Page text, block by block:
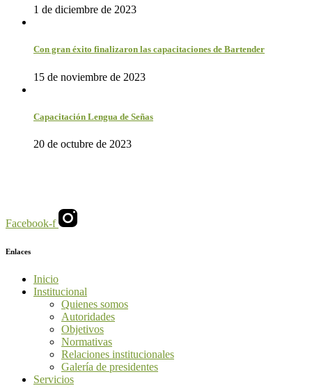
1 de diciembre de 2023
Con gran éxito finalizaron las capacitaciones de Bartender
15 de noviembre de 2023
Capacitación Lengua de Señas
20 de octubre de 2023
Facebook-f
Enlaces
Inicio
Institucional
Quienes somos
Autoridades
Objetivos
Normativas
Relaciones institucionales
Galería de presidentes
Servicios